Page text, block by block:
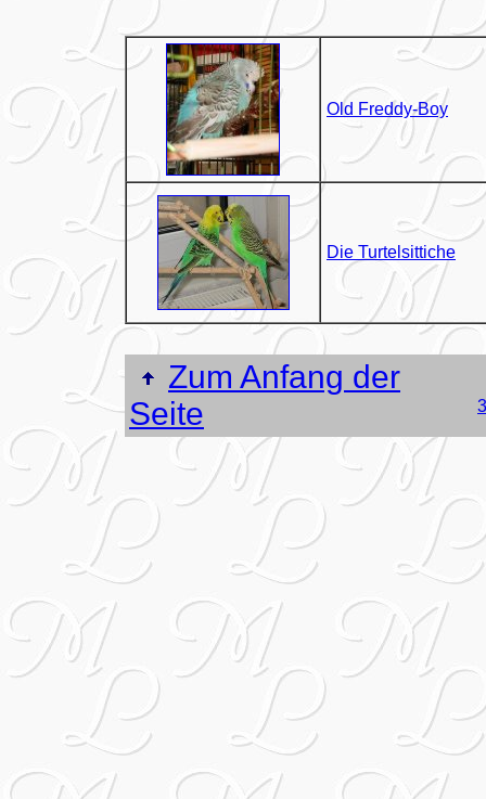
Old Freddy-Boy
Die Turtelsittiche
Zum Anfang der
Seite
3